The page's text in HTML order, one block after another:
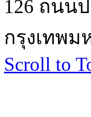
126 ถนน
กรุงเทพม
Scroll to